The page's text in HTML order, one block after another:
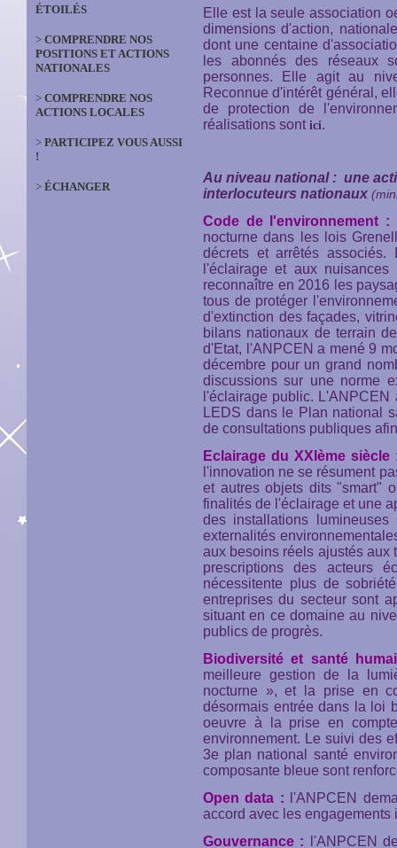
ÉTOILÉS
> COMPRENDRE NOS
POSITIONS ET ACTIONS
NATIONALES
> COMPRENDRE NOS
ACTIONS LOCALES
> PARTICIPEZ VOUS AUSSI
!
> ÉCHANGER
Elle est la seule association
dimensions d'action,
dont une centaine
les abonnés des réseaux
personnes. Elle agit au
Reconnue d'intérêt général,
de protection de
réalisations sontici.
Au niveau national : une
interlocuteurs nationaux
Code de l'environnement :
nocturne dans les lois
décrets et arrêtés
l'éclairage et aux
reconnaître en 2016 les
tous de protéger
d'extinction des façades,
bilans nationaux de terrain
d'Etat, l'ANPCEN a mené 9
décembre pour un grand
discussions sur une norme
l'éclairage public.
LEDS dans le Plan national
de consultations publiques
Eclairage du XXIème
l'innovation ne se résument
et autres objets dits "smart"
finalités de l'éclairage et une
des installations lumineuses
externalités
aux besoins réels ajustés aux
prescriptions des acteurs
nécessitente plus de
entreprises du secteur sont
situant en ce domaine au
publics de progrès.
Biodiversité et santé
meilleure gestion de la
nocturne », et la prise en
désormais entrée dans la loi
oeuvre à la prise en
environnement. Le suivi des
3e plan national santé
composante bleue sont
Open data : l'ANPCEN
accord avec les
Gouvernance :
l'ANPCEN